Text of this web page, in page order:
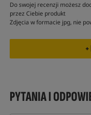
Do swojej recenzji możesz
przez Ciebie produkt
Zdjęcia w formacie jpg, nie
PYTANIA I